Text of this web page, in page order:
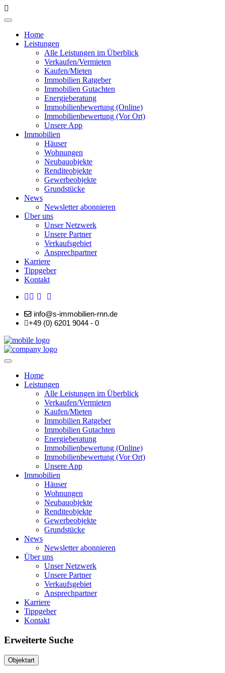
Home
Leistungen
Alle Leistungen im Überblick
Verkaufen/Vermieten
Kaufen/Mieten
Immobilien Ratgeber
Immobilien Gutachten
Energieberatung
Immobilienbewertung (Online)
Immobilienbewertung (Vor Ort)
Unsere App
Immobilien
Häuser
Wohnungen
Neubauobjekte
Renditeobjekte
Gewerbeobjekte
Grundstücke
News
Newsletter abonnieren
Über uns
Unser Netzwerk
Unsere Partner
Verkaufsgebiet
Ansprechpartner
Karriere
Tippgeber
Kontakt
info@s-immobilien-rnn.de
+49 (0) 6201 9044 - 0
Home
Leistungen
Alle Leistungen im Überblick
Verkaufen/Vermieten
Kaufen/Mieten
Immobilien Ratgeber
Immobilien Gutachten
Energieberatung
Immobilienbewertung (Online)
Immobilienbewertung (Vor Ort)
Unsere App
Immobilien
Häuser
Wohnungen
Neubauobjekte
Renditeobjekte
Gewerbeobjekte
Grundstücke
News
Newsletter abonnieren
Über uns
Unser Netzwerk
Unsere Partner
Verkaufsgebiet
Ansprechpartner
Karriere
Tippgeber
Kontakt
Erweiterte Suche
Objektart